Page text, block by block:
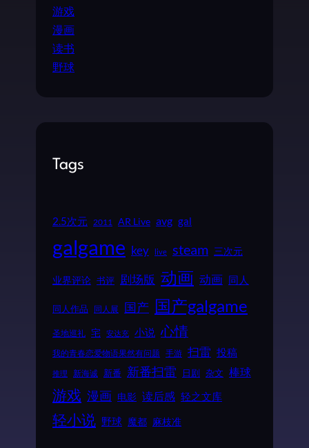
游戏
漫画
读书
野球
Tags
2.5次元 2011 AR Live avg gal
galgame key live steam 三次元
业界评论 书评 剧场版 动画 动画 同人
同人作品 同人展 国产 国产galgame
圣地巡礼 宅 安达充 小说 心情
我的青春恋爱物语果然有问题 手游 扫雷 投稿
推理 新海诚 新番 新番扫雷 日剧 杂文 棒球
游戏 漫画 电影 读后感 轻之文库
轻小说 野球 魔都 麻枝准